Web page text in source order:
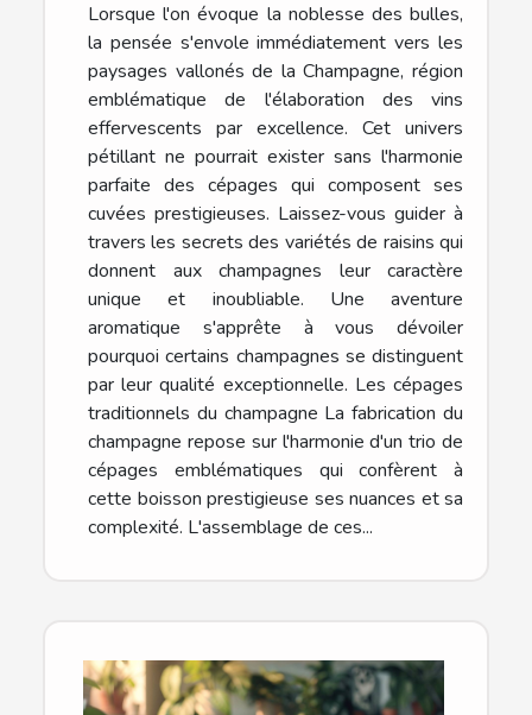
Lorsque l'on évoque la noblesse des bulles,
la pensée s'envole immédiatement vers les
paysages vallonés de la Champagne, région
emblématique de l'élaboration des vins
effervescents par excellence. Cet univers
pétillant ne pourrait exister sans l'harmonie
parfaite des cépages qui composent ses
cuvées prestigieuses. Laissez-vous guider à
travers les secrets des variétés de raisins qui
donnent aux champagnes leur caractère
unique et inoubliable. Une aventure
aromatique s'apprête à vous dévoiler
pourquoi certains champagnes se distinguent
par leur qualité exceptionnelle. Les cépages
traditionnels du champagne La fabrication du
champagne repose sur l'harmonie d'un trio de
cépages emblématiques qui confèrent à
cette boisson prestigieuse ses nuances et sa
complexité. L'assemblage de ces...